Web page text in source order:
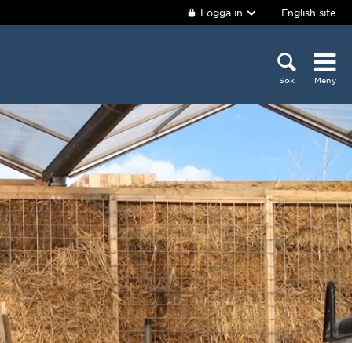
Logga in English site
Sök Meny